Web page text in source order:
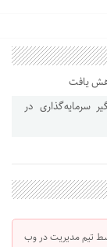
اقتصادی پیگیر سرمایه‌گذاری در
تیم مدیریت در وب